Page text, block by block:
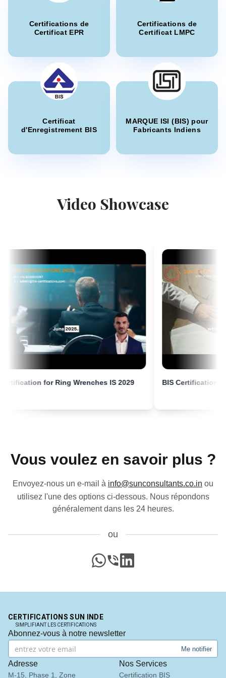
Thantawan Public Industry Company, Titulaire de
licence BIS en Thaïlande
Service de certification BIS professionnel, très
efficace.”
Cortizo Aluminios, Titulaire de licence BIS en
“Consultants BIS experts, processus de
certification fluide.
Mme. Aisha
Nobilia Kitchens, Titulaire de licence BIS au
Bahreïn
“Support fiable pour l'enregistrement de certificat
services de certification BIS. Leur service inégalé
et leur sincérité ont gagné notre confiance. L'un
des meilleurs consultants BIS en Inde !
Thantawan Industries Ltd, Titulaire de licence BIS
Sun Certifications India nous a soutenus tout au
exceptionnels. Recommande fortement pour une
Mme.Jun Min Sim
Leaderart Industries, Titulaire de licence BIS en
Malaisie
Certifications de
Certificat EPR
Certifications de
Certificat LMPC
Certificat
d'Enregistrement BIS
MARQUE ISI (BIS) pour
Fabricants Indiens
Video Showcase
for Ring Wrenches IS 2029 BIS Certification for Cutting
Vous voulez en savoir plus ?
Envoyez-nous un e-mail à info@sunconsultants.co.in ou
utilisez l'une des options ci-dessous. Nous répondons
généralement dans les 24 heures.
ou
CERTIFICATIONS SUN INDE
SIMPLIFIANT LES CERTIFICATIONS
Abonnez-vous à notre newsletter
Me notifier
Adresse
M-15, Phase 1, Zone
Nos Services
Certification BIS